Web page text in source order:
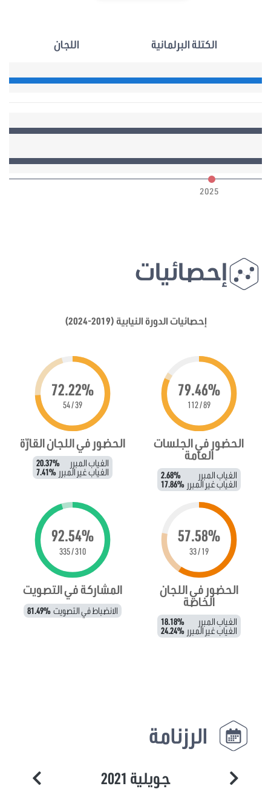
الكتلة البرلمانية اللجان
2025
إحصائيات
إحصائيات الدورة النيابية (2019-2024)
79.46%
89 / 112
الحضور في الجلسات
العامة
الغياب المبرر 2.68%
الغياب غير المبرر 17.86%
72.22%
39 / 54
الحضور في اللجان القارّة
الغياب المبرر 20.37%
الغياب غير المبرر 7.41%
57.58%
19 / 33
الحضور في اللجان
الخاصة
الغياب المبرر 18.18%
الغياب غير المبرر 24.24%
92.54%
310 / 335
المشاركة في التصويت
الانضباط في التصويت 81.49%
الرزنامة
جويلية 2021